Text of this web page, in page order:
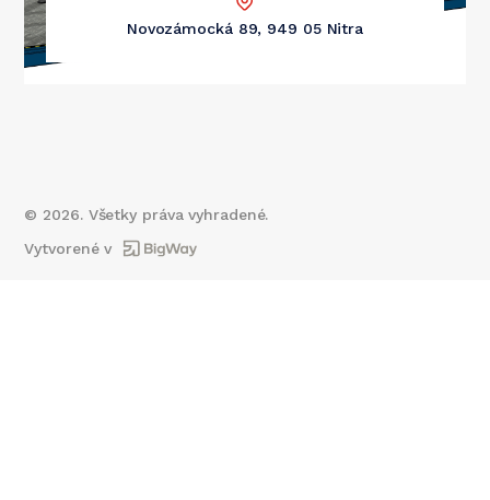
Novozámocká 89, 949 05 Nitra
© 2026. Všetky práva vyhradené.
Vytvorené v